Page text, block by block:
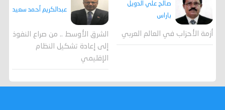
صالح علي الدويل
باراس
أزمة الأحزاب في العالم العربي
عبدالكريم أحمد سعيد
الشرق الأوسط .. من صراع النفوذ
إلى إعادة تشكيل النظام
الإقليمي